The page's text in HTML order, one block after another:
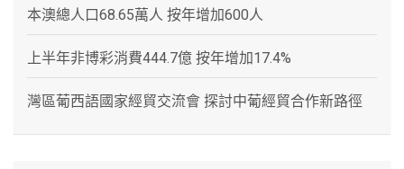
本澳總人口68.65萬人 按年增加600人
上半年非博彩消費444.7億 按年增加17.4%
灣區葡西語國家經貿交流會 探討中葡經貿合作新路徑